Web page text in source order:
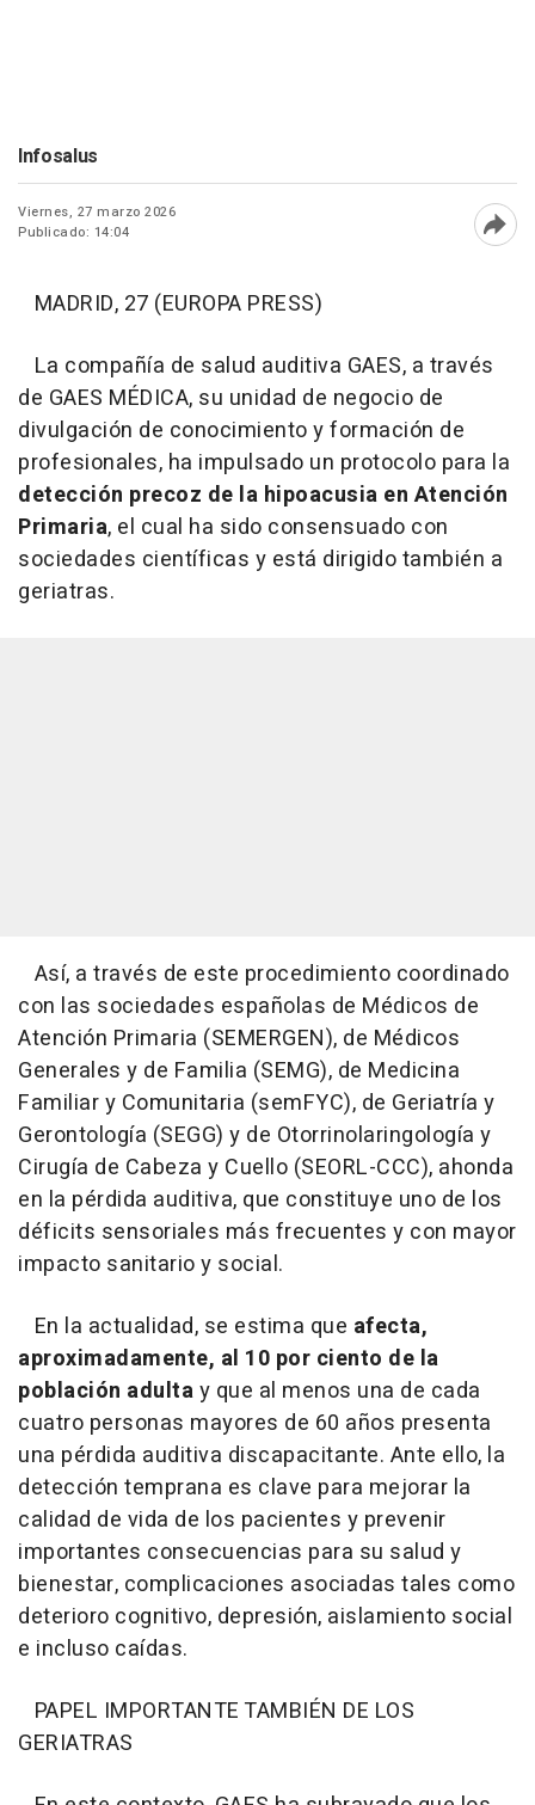
Infosalus
Viernes, 27 marzo 2026
Publicado: 14:04
MADRID, 27 (EUROPA PRESS)
La compañía de salud auditiva GAES, a través
de GAES MÉDICA, su unidad de negocio de
divulgación de conocimiento y formación de
profesionales, ha impulsado un protocolo para la
detección precoz de la hipoacusia en Atención
Primaria, el cual ha sido consensuado con
sociedades científicas y está dirigido también a
geriatras.
Así, a través de este procedimiento coordinado
con las sociedades españolas de Médicos de
Atención Primaria (SEMERGEN), de Médicos
Generales y de Familia (SEMG), de Medicina
Familiar y Comunitaria (semFYC), de Geriatría y
Gerontología (SEGG) y de Otorrinolaringología y
Cirugía de Cabeza y Cuello (SEORL-CCC), ahonda
en la pérdida auditiva, que constituye uno de los
déficits sensoriales más frecuentes y con mayor
impacto sanitario y social.
En la actualidad, se estima que afecta,
aproximadamente, al 10 por ciento de la
población adultay que al menos una de cada
cuatro personas mayores de 60 años presenta
una pérdida auditiva discapacitante. Ante ello, la
detección temprana es clave para mejorar la
calidad de vida de los pacientes y prevenir
importantes consecuencias para su salud y
bienestar, complicaciones asociadas tales como
deterioro cognitivo, depresión, aislamiento social
e incluso caídas.
PAPEL IMPORTANTE TAMBIÉN DE LOS
GERIATRAS